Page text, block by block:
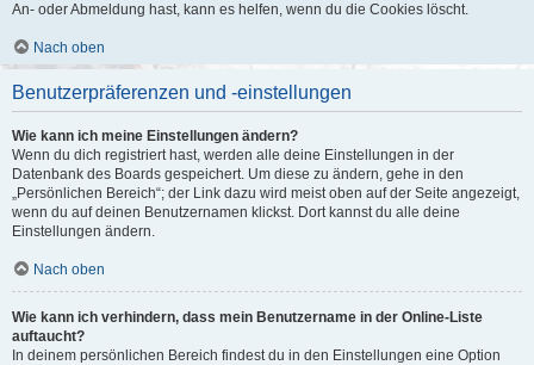
An- oder Abmeldung hast, kann es helfen, wenn du die Cookies löscht.
Nach oben
Benutzerpräferenzen und -einstellungen
Wie kann ich meine Einstellungen ändern?
Wenn du dich registriert hast, werden alle deine Einstellungen in der
Datenbank des Boards gespeichert. Um diese zu ändern, gehe in den
„Persönlichen Bereich“; der Link dazu wird meist oben auf der Seite angezeigt,
wenn du auf deinen Benutzernamen klickst. Dort kannst du alle deine
Einstellungen ändern.
Nach oben
Wie kann ich verhindern, dass mein Benutzername in der Online-Liste
auftaucht?
In deinem persönlichen Bereich findest du in den Einstellungen eine Option